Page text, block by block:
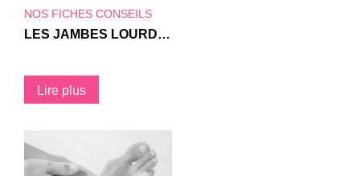
NOS FICHES CONSEILS
LES JAMBES LOURDES : COMMENT PRÉVENIR ET TRAITER CE MAL ?
Lire plus